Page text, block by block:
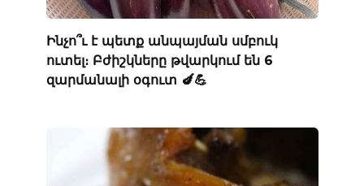
Ինչո՞ւ է պետք անպայման սմբուկ
ուտել։ Բժիշկները թվարկում են 6
զարմանալի օգուտ 🍆💪